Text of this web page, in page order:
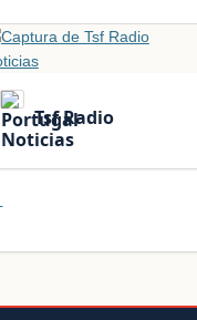
Tsf Radio
Noticias